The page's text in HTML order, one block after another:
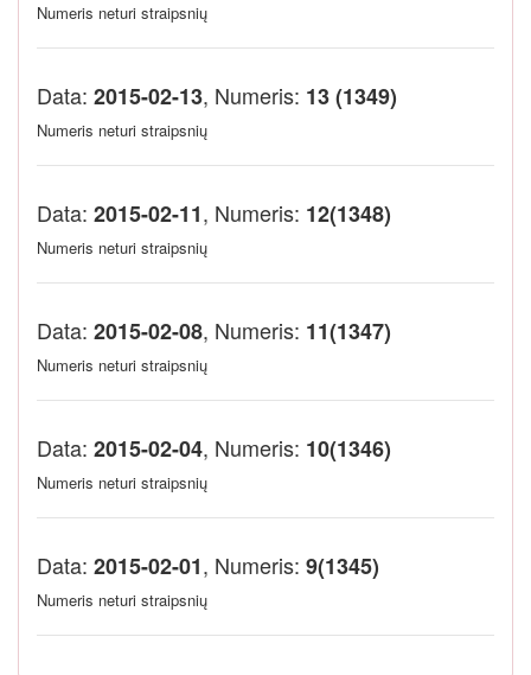
Numeris neturi straipsnių
Data: 2015-02-13, Numeris: 13 (1349)
Numeris neturi straipsnių
Data: 2015-02-11, Numeris: 12(1348)
Numeris neturi straipsnių
Data: 2015-02-08, Numeris: 11(1347)
Numeris neturi straipsnių
Data: 2015-02-04, Numeris: 10(1346)
Numeris neturi straipsnių
Data: 2015-02-01, Numeris: 9(1345)
Numeris neturi straipsnių